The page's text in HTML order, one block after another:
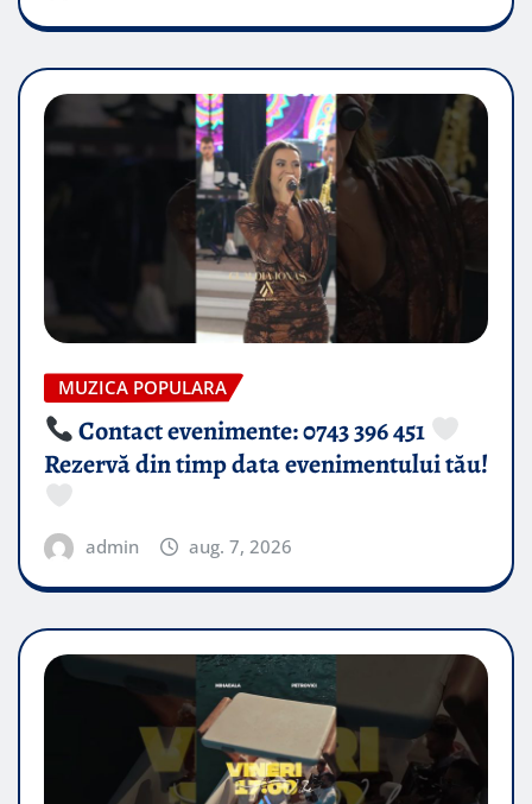
MUZICA POPULARA
Contact evenimente: 0743 396 451
Rezervă din timp data evenimentului tău!
admin aug. 7, 2026